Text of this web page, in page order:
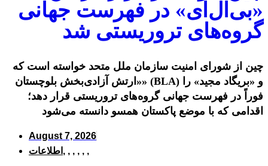
«بی‌ال‌ای» در فهرست جهانی
گروه‌های تروریستی شد
چین از شورای امنیت سازمان ملل متحد خواسته است که
«ارتش آزادی‌بخش بلوچستان» (BLA) و «بریگاد مجید» را
فوراً در فهرست جهانی گروه‌های تروریستی قرار دهد؛
اقدامی که با موضع پاکستان همسو دانسته می‌شود
August 7, 2026
اطلاعات , , , , , ,